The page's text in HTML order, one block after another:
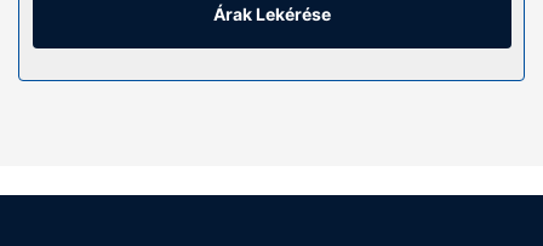
(felár ellenében) is rendelkezésre áll.
Az ingatlanhoz tartozó felszereltség
Hogy tejesen ellazuljon és kikapcsoljon, gyönyörködjön
mint például a(z) szezonális szabadtéri medence.
Árak Lekérése